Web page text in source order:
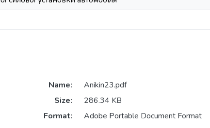
Name:
Anikin23.pdf
Size:
286.34 KB
Format:
Adobe Portable Document Format